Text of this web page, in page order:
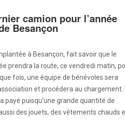
camion pour l’année
Besançon
à Besançon, fait savoir que le
prendra la route, ce vendredi matin,
fois, une équipe de bénévoles sera
et procédera au chargement.
payé puisqu’une grande quantité de
des jouets, des vêtements chauds